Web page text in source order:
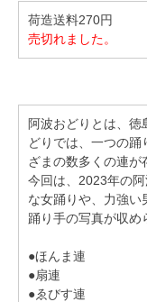
荷造送料270円
売切れました。
阿波おどりとは、
どりでは、一つの踊
ざまの数多くの連が
今回は、2023年の
な女踊りや、力強い
踊り手の写真が収め
●ほんま連
●扇連
●ゑびす連